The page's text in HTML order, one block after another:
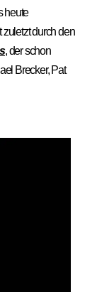
heute
durch den
, der schon
Brecker, Pat